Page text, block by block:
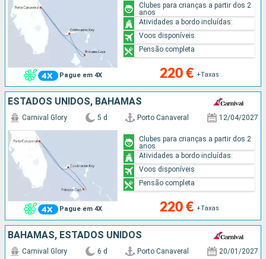
Pague em 4X 220 € +Taxas
Clubes para crianças a partir dos 2
anos
Atividades a bordo incluídas:
Voos disponíveis
Pensão completa
ESTADOS UNIDOS, BAHAMAS
Pague em 4X
Carnival Glory 5 d Porto Canaveral 12/04/2027
220 € +Taxas
Clubes para crianças a partir dos 2
anos
Atividades a bordo incluídas:
Voos disponíveis
Pensão completa
BAHAMAS, ESTADOS UNIDOS
Carnival Glory 6 d Porto Canaveral 20/01/2027